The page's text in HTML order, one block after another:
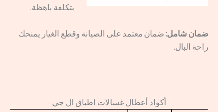
بتكلفة باهظة.
ضمان شامل:ضمان معتمد على الصيانة وقطع الغيار يمنحك
راحة البال.
أكواد أعطال غسالات اطباق ال جي